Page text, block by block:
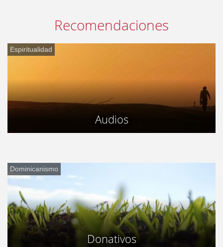
Recomendaciones
Espiritualidad
Audios
Dominicanismo
Donativos